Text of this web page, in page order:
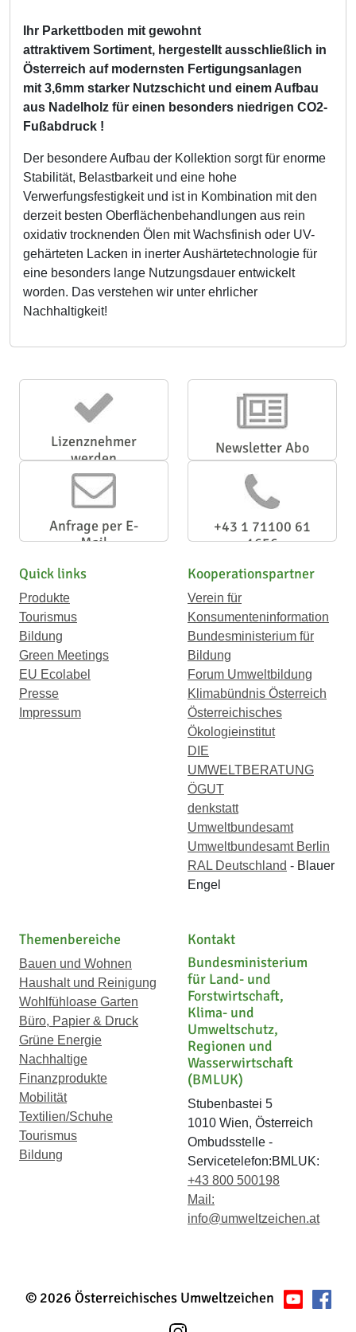
Ihr Parkettboden mit gewohnt
attraktivem Sortiment, hergestellt ausschließlich in
Österreich auf modernsten Fertigungsanlagen
mit 3,6mm starker Nutzschicht und einem Aufbau
aus Nadelholz für einen besonders niedrigen CO2-
Fußabdruck !
Der besondere Aufbau der Kollektion sorgt für enorme
Stabilität, Belastbarkeit und eine hohe
Verwerfungsfestigkeit und ist in Kombination mit den
derzeit besten Oberflächenbehandlungen aus rein
oxidativ trocknenden Ölen mit Wachsfinish oder UV-
gehärteten Lacken in inerter Aushärtetechnologie für
eine besonders lange Nutzungsdauer entwickelt
worden. Das verstehen wir unter ehrlicher
Nachhaltigkeit!
Lizenznehmer
werden
Newsletter Abo
Anfrage per E-
Mail
+43 1 71100 61
1656
Quick links
Produkte
Tourismus
Bildung
Green Meetings
EU Ecolabel
Presse
Impressum
Kooperationspartner
Verein für
Konsumenteninformation
Bundesministerium für
Bildung
Forum Umweltbildung
Klimabündnis Österreich
Österreichisches
Ökologieinstitut
DIE
UMWELTBERATUNG
ÖGUT
denkstatt
Umweltbundesamt
Umweltbundesamt Berlin
RAL Deutschland - Blauer
Engel
Themenbereiche
Bauen und Wohnen
Haushalt und Reinigung
Wohlfühloase Garten
Büro, Papier & Druck
Grüne Energie
Nachhaltige
Finanzprodukte
Mobilität
Textilien/Schuhe
Tourismus
Bildung
Kontakt
Bundesministerium
für Land- und
Forstwirtschaft,
Klima- und
Umweltschutz,
Regionen und
Wasserwirtschaft
(BMLUK)
Stubenbastei 5
1010 Wien, Österreich
Ombudsstelle -
Servicetelefon:BMLUK:
+43 800 500198
Mail:
info@umweltzeichen.at
© 2026 Österreichisches Umweltzeichen